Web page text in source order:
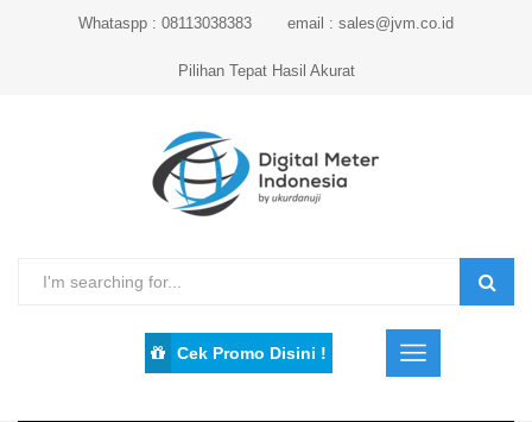
Whataspp : 08113038383 email : sales@jvm.co.id
Pilihan Tepat Hasil Akurat
Cek Promo Disini !